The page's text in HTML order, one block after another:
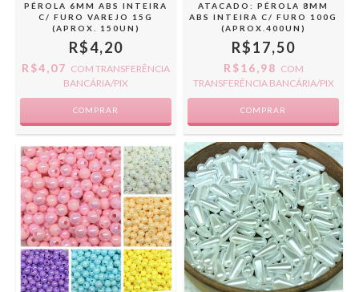
PÉROLA 6MM ABS INTEIRA
C/ FURO VAREJO 15G
(APROX. 150UN)
R$4,20
R$4,07 COM TRANSFERÊNCIA
BANCÁRIA/PIX
COMPRAR
ATACADO: PÉROLA 8MM
ABS INTEIRA C/ FURO 100G
(APROX.400UN)
R$17,50
R$16,98 COM
TRANSFERÊNCIA BANCÁRIA/PIX
COMPRAR